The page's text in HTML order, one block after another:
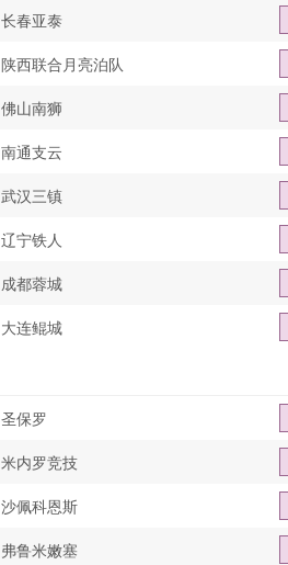
长春亚泰
陕西联合月亮泊队
佛山南狮
南通支云
武汉三镇
辽宁铁人
成都蓉城
大连鲲城
圣保罗
米内罗竞技
沙佩科恩斯
弗鲁米嫩塞